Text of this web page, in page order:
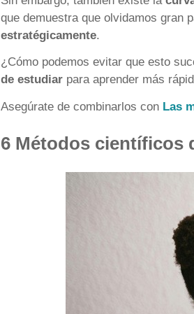
que demuestra que olvidamos gran
estratégicamente.
¿Cómo podemos evitar que esto
de estudiar para aprender más
Asegúrate de combinarlos con Las
6 Métodos científicos